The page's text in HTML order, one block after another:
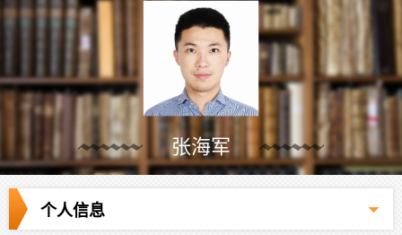
张海军
个人信息